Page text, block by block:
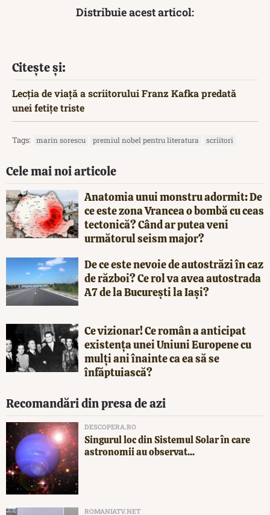
Distribuie acest articol:
Citește și:
Lecția de viață a scriitorului Franz Kafka predată
unei fetițe triste
Tags: marin sorescu premiul nobel pentru literatura scriitori
Cele mai noi articole
Anatomia unui monstru adormit: De
ce este zona Vrancea o bombă cu ceas
tectonică? Când ar putea veni
următorul seism major?
De ce este nevoie de autostrăzi în caz
de război? Ce rol va avea autostrada
A7 de la București la Iași?
Ce vizionar! Ce român a anticipat
existența unei Uniuni Europene cu
mulți ani înainte ca ea să se
înfăptuiască?
Recomandări din presa de azi
DESCOPERA.RO
Singurul loc din Sistemul Solar în care
astronomii au observat...
ROMANIATV.NET